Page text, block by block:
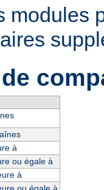
modules
à
ou égale à
à